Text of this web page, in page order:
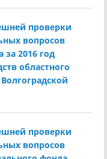
проверки
вопросов
за 2016 год
областного
проверки
вопросов